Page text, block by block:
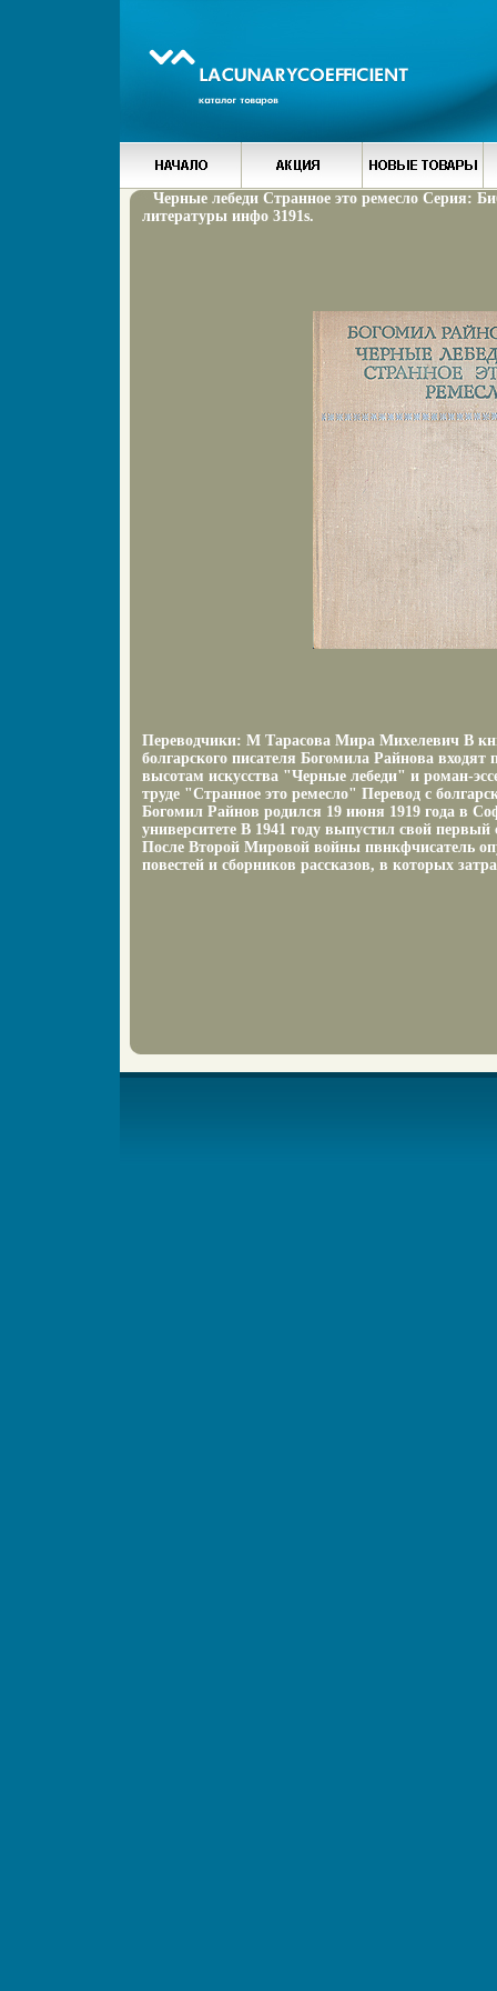
Черные лебеди Странное это ремесло Серия:
литературы инфо 3191s.
Переводчики: М Тарасова Мира Михелевич В
болгарского писателя Богомила Райнова входят
высотам искусства "Черные лебеди" и роман-
труде "Странное это ремесло" Перевод с
Богомил Райнов родился 19 июня 1919 года в
университете В 1941 году выпустил свой первый
После Второй Мировой войны пвнкфчисатель
повестей и сборников рассказов, в которых